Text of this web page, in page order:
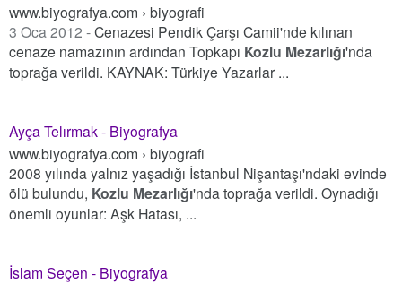
www.biyografya.com › biyografi
3 Oca 2012 -Cenazesi Pendik Çarşı Camii'nde kılınan
cenaze namazının ardından Topkapı Kozlu Mezarlığı'nda
toprağa verildi. KAYNAK: Türkiye Yazarlar ...
Ayça Telırmak - Biyografya
www.biyografya.com › biyografi
2008 yılında yalnız yaşadığı İstanbul Nişantaşı'ndaki evinde
ölü bulundu, Kozlu Mezarlığı'nda toprağa verildi. Oynadığı
önemli oyunlar: Aşk Hatası, ...
İslam Seçen - Biyografya